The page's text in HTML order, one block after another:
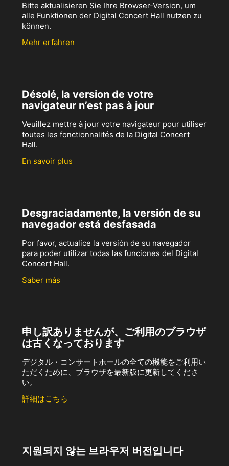
Bitte aktualisieren Sie Ihre Browser-Version, um
alle Funktionen der Digital Concert Hall nutzen zu
können.
Mehr erfahren
Désolé, la version de votre
navigateur n’est pas à jour
Veuillez mettre à jour votre navigateur pour utiliser
toutes les fonctionnalités de la Digital Concert
Hall.
En savoir plus
Desgraciadamente, la versión de su
navegador está desfasada
Por favor, actualice la versión de su navegador
para poder utilizar todas las funciones del Digital
Concert Hall.
Saber más
申し訳ありませんが、ご利用のブラウザ
は古くなっております
デジタル・コンサートホールの全ての機能をご利用い
ただくために、ブラウザを最新版に更新してくださ
い。
詳細はこちら
지원되지 않는 브라우저 버전입니다